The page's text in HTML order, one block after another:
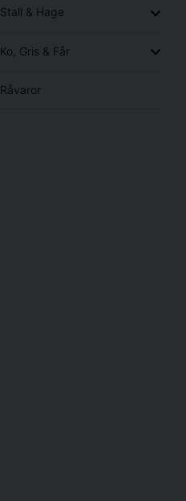
Stall & Hage
Ko, Gris & Får
Råvaror